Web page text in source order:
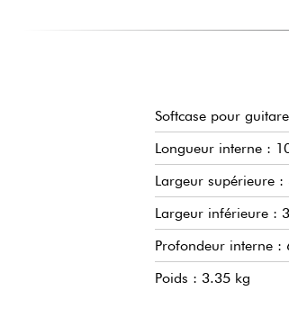
Softcase pour
Longueur interne :
Largeur supérieure
Largeur inférieure :
Profondeur interne :
Poids : 3.35 kg